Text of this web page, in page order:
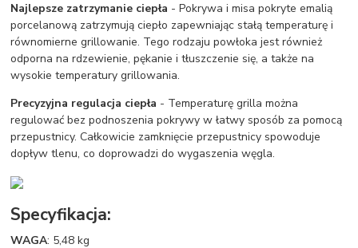
Najlepsze zatrzymanie ciepła - Pokrywa i misa pokryte emalią
porcelanową zatrzymują ciepło zapewniając stałą temperaturę i
równomierne grillowanie. Tego rodzaju powłoka jest również
odporna na rdzewienie, pękanie i tłuszczenie się, a także na
wysokie temperatury grillowania.
Precyzyjna regulacja ciepła - Temperaturę grilla można
regulować bez podnoszenia pokrywy w łatwy sposób za pomocą
przepustnicy. Całkowicie zamknięcie przepustnicy spowoduje
dopływ tlenu, co doprowadzi do wygaszenia węgla.
Specyfikacja:
WAGA: 5,48 kg